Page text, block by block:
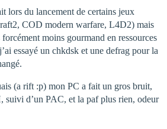
lors du lancement de certains jeux
COD modern warfare, L4D2) mais
forcément moins gourmand en ressources
essayé un chkdsk et une defrag pour la
(a rift :p) mon PC a fait un gros bruit,
d’un PAC, et la paf plus rien, odeur